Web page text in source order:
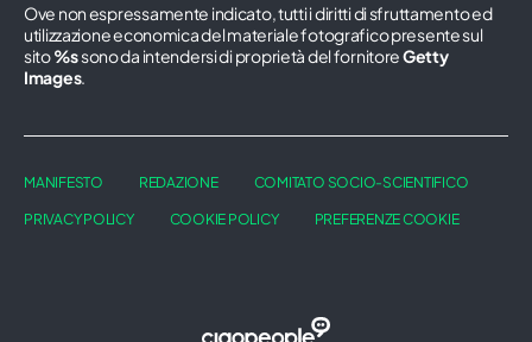
Ove non espressamente indicato, tutti i diritti di sfruttamento ed
utilizzazione economica del materiale fotografico presente sul
sito%ssono da intendersi di proprietà del fornitoreGetty
Images.
MANIFESTO REDAZIONE COMITATO SOCIO-SCIENTIFICO
PRIVACY POLICY COOKIE POLICY PREFERENZE COOKIE